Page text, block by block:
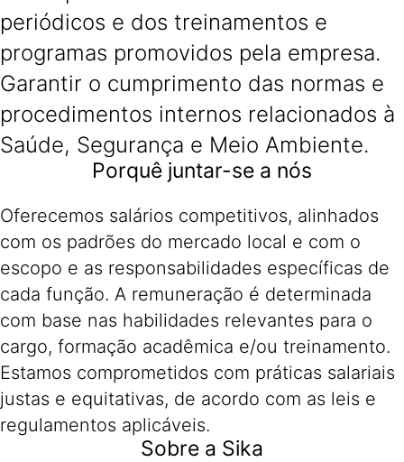
periódicos e dos treinamentos e
programas promovidos pela empresa.
Garantir o cumprimento das normas e
procedimentos internos relacionados à
Saúde, Segurança e Meio Ambiente.
Porquê juntar-se a nós
Oferecemos salários competitivos, alinhados
com os padrões do mercado local e com o
escopo e as responsabilidades específicas de
cada função. A remuneração é determinada
com base nas habilidades relevantes para o
cargo, formação acadêmica e/ou treinamento.
Estamos comprometidos com práticas salariais
justas e equitativas, de acordo com as leis e
regulamentos aplicáveis.
Sobre a Sika